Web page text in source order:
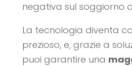
negativa sul soggiorno
La tecnologia diventa
prezioso, e, grazie a
puoi garantire una